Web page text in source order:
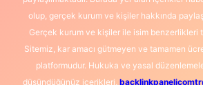
olup, gerçek kurum ve kişiler hakkında
Gerçek kurum ve kişiler ile isim benzerlikleri
Sitemiz, kar amacı gütmeyen ve tamamen
platformudur. Hukuka ve yasal
düşündüğünüz içerikleri,